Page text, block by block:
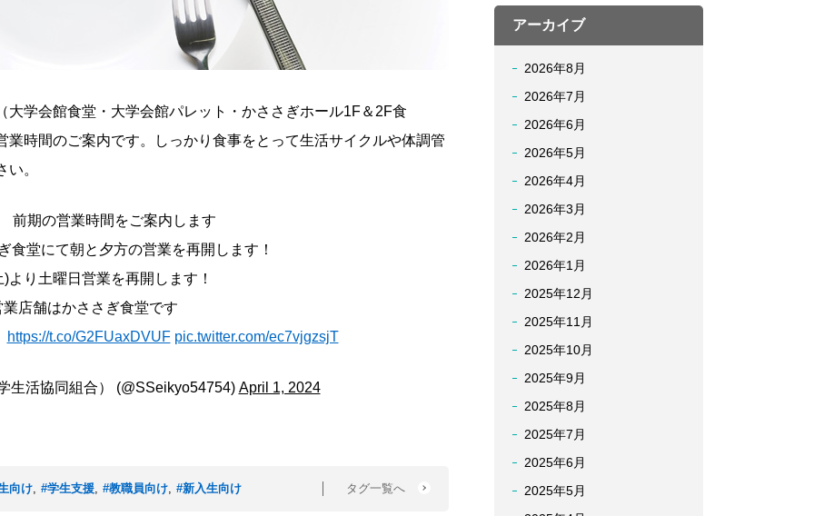
学会館食堂・大学会館パレット・かささぎホール1F＆2F食
時間のご案内です。しっかり食事をとって生活サイクルや体調管
。
前期の営業時間をご案内します
食堂にて朝と夕方の営業を再開します！
より土曜日営業を再開します！
店舗はかささぎ食堂です
https://t.co/G2FUaxDVUF pic.twitter.com/ec7vjgzsjT
生活協同組合） (@SSeikyo54754) April 1, 2024
向け, #学生支援, #教職員向け, #新入生向け タグ一覧へ
アーカイブ
2026年8月
2026年7月
2026年6月
2026年5月
2026年4月
2026年3月
2026年2月
2026年1月
2025年12月
2025年11月
2025年10月
2025年9月
2025年8月
2025年7月
2025年6月
2025年5月